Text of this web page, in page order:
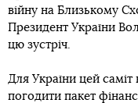
війну на Близькому
Президент України
цю зустріч.
Для України цей
погодити пакет